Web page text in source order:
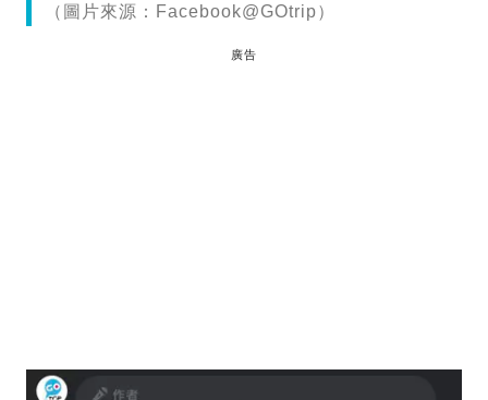
（圖片來源：Facebook@GOtrip）
廣告